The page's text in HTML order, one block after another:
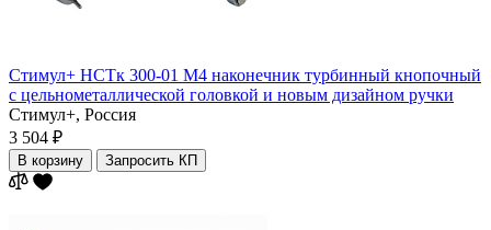
Стимул+ НСТк 300-01 М4 наконечник турбинный кнопочный
с цельнометаллической головкой и новым дизайном ручки
Стимул+, Россия
3 504 ₽
В корзину Запросить КП